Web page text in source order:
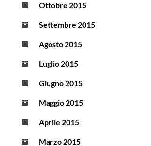
Ottobre 2015
Settembre 2015
Agosto 2015
Luglio 2015
Giugno 2015
Maggio 2015
Aprile 2015
Marzo 2015